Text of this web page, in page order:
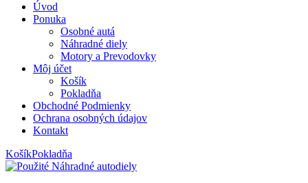
Úvod
Ponuka
Osobné autá
Náhradné diely
Motory a Prevodovky
Môj účet
Košík
Pokladňa
Obchodné Podmienky
Ochrana osobných údajov
Kontakt
KošíkPokladňa